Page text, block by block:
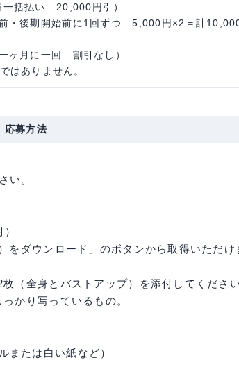
括払い 20,000円引）
後期開始前に1回ずつ 5,000円×2＝計
月に一回 割引なし）
ありません。
応募方法
い。
ダウンロード」のボタンから取得いただけ
全身とバストアップ）を添付してください
かり写っているもの。
または白い紙など）